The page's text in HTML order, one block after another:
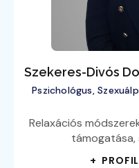
Szekeres-Divós
Pszichológus,
Relaxációs
támogatása,
+